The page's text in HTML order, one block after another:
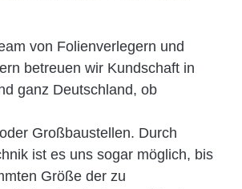
von Folienverlegern und
betreuen wir Kundschaft in
ganz Deutschland, ob
Großbaustellen. Durch
ist es uns sogar möglich, bis
Größe der zu